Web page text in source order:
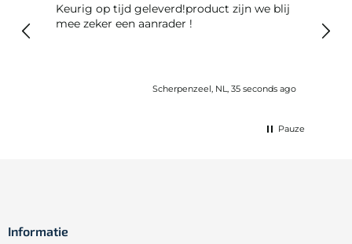
Keurig op tijd geleverd!product zijn we blij
mee zeker een aanrader !
Scherpenzeel, NL, 35 seconds ago
Pauze
Informatie